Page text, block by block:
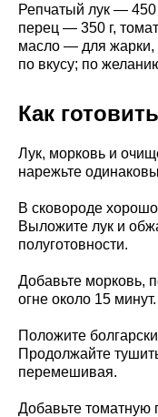
Репчатый лук — 450
перец — 350 г,
масло — для
по вкусу; по
Как готовить
Лук, морковь и
нарежьте
В сковороде
Выложите лук и
полуготовности.
Добавьте морковь,
огне около 15 минут.
Положите
Продолжайте
перемешивая.
Добавьте томатную